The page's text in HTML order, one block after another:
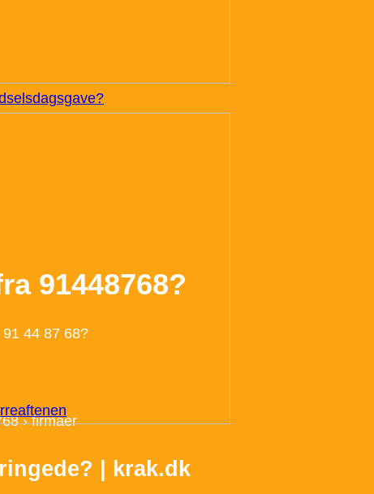
91448768?
44 87 68?
› firmaer
| krak.dk